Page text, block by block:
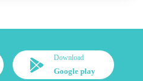
Download
Google play